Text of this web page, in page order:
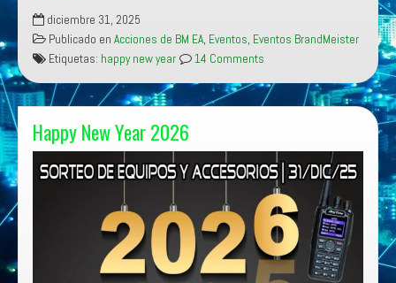
Log
de
Participantes
Happy
New
2026
diciembre 31, 2025
, ,
Etiquetas:
happy new year
Happy New Year 2026